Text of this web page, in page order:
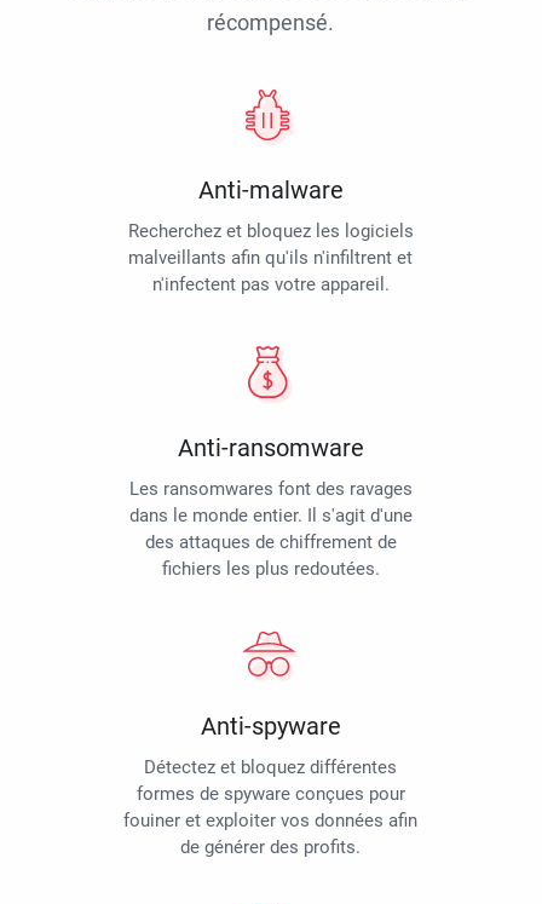
récompensé.
Anti-malware
Recherchez et bloquez les logiciels
malveillants afin qu'ils n'infiltrent et
n'infectent pas votre appareil.
Anti-ransomware
Les ransomwares font des ravages
dans le monde entier. Il s'agit d'une
des attaques de chiffrement de
fichiers les plus redoutées.
Anti-spyware
Détectez et bloquez différentes
formes de spyware conçues pour
fouiner et exploiter vos données afin
de générer des profits.